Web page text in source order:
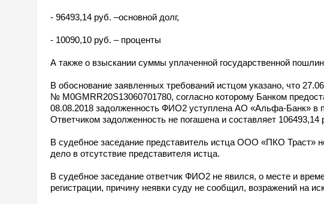
- 96493,14 руб. –основной долг,
- 10090,10 руб. – проценты
А также о взыскании суммы уплаченной государственной
В обоснование заявленных требований истцом указано, что
№ М0GMRR20S13060701780, согласно которому Банком
08.08.2018 задолженность ФИО2 уступлена АО «Альфа-Банк»
Ответчиком задолженность не погашена и составляет 106493,14
В судебное заседание представитель истца ООО «ПКО Траст»
дело в отсутствие представителя истца.
В судебное заседание ответчик ФИО2 не явился, о месте и
регистрации, причину неявки суду не сообщил, возражений на